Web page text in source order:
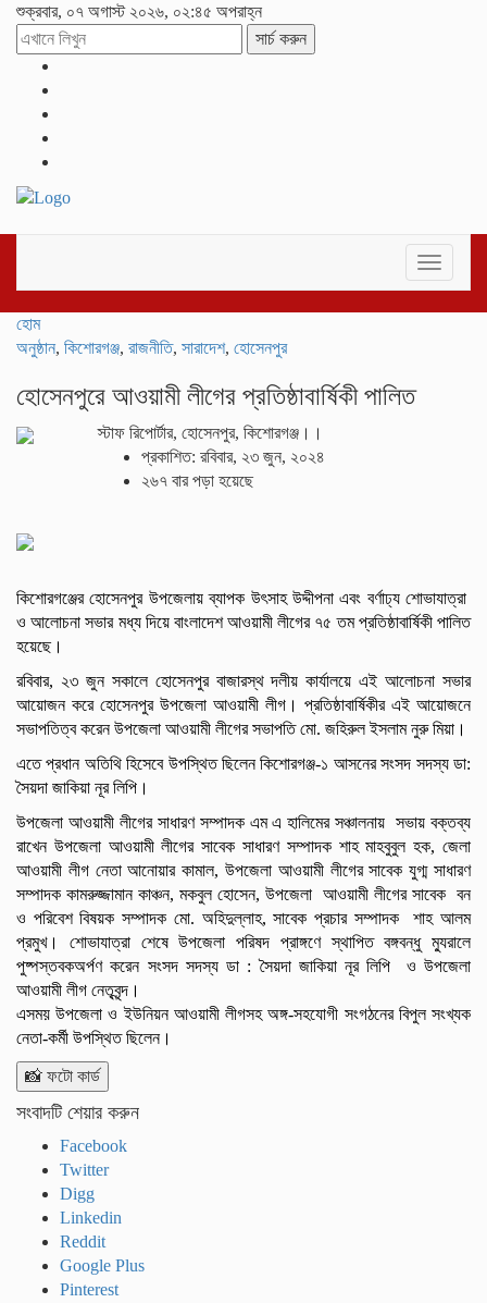
শুক্রবার, ০৭ অগাস্ট ২০২৬, ০২:৪৫ অপরাহ্ন
সার্চ করুন
Toggle
হোম
অনুষ্ঠান, কিশোরগঞ্জ, রাজনীতি, সারাদেশ, হোসেনপুর
হোসেনপুরে আওয়ামী লীগের প্রতিষ্ঠাবার্ষিকী পালিত
স্টাফ রিপোর্টার, হোসেনপুর, কিশোরগঞ্জ।।
প্রকাশিত: রবিবার, ২৩ জুন, ২০২৪
২৬৭ বার পড়া হয়েছে
কিশোরগঞ্জের হোসেনপুর উপজেলায় ব্যাপক উৎসাহ উদ্দীপনা এবং বর্ণাঢ্য শোভাযাত্রা
ও আলোচনা সভার মধ্য দিয়ে বাংলাদেশ আওয়ামী লীগের ৭৫ তম প্রতিষ্ঠাবার্ষিকী পালিত
হয়েছে।
রবিবার, ২৩ জুন সকালে হোসেনপুর বাজারস্থ দলীয় কার্যালয়ে এই আলোচনা সভার
আয়োজন করে হোসেনপুর উপজেলা আওয়ামী লীগ। প্রতিষ্ঠাবার্ষিকীর এই আয়োজনে
সভাপতিত্ব করেন উপজেলা আওয়ামী লীগের সভাপতি মো. জহিরুল ইসলাম নুরু মিয়া।
এতে প্রধান অতিথি হিসেবে উপস্থিত ছিলেন কিশোরগঞ্জ-১ আসনের সংসদ সদস্য ডা:
সৈয়দা জাকিয়া নূর লিপি।
উপজেলা আওয়ামী লীগের সাধারণ সম্পাদক এম এ হালিমের সঞ্চালনায় সভায় বক্তব্য
রাখেন উপজেলা আওয়ামী লীগের সাবেক সাধারণ সম্পাদক শাহ মাহবুবুল হক, জেলা
আওয়ামী লীগ নেতা আনোয়ার কামাল, উপজেলা আওয়ামী লীগের সাবেক যুগ্ম সাধারণ
সম্পাদক কামরুজ্জামান কাঞ্চন, মকবুল হোসেন, উপজেলা আওয়ামী লীগের সাবেক বন
ও পরিবেশ বিষয়ক সম্পাদক মো. অহিদুল্লাহ, সাবেক প্রচার সম্পাদক শাহ আলম
প্রমুখ। শোভাযাত্রা শেষে উপজেলা পরিষদ প্রাঙ্গণে স্থাপিত বঙ্গবন্ধু ম্যুরালে
পুষ্পস্তবকঅর্পণ করেন সংসদ সদস্য ডা : সৈয়দা জাকিয়া নূর লিপি ও উপজেলা
আওয়ামী লীগ নেতৃবৃন্দ।
এসময় উপজেলা ও ইউনিয়ন আওয়ামী লীগসহ অঙ্গ-সহযোগী সংগঠনের বিপুল সংখ্যক
নেতা-কর্মী উপস্থিত ছিলেন।
📸 ফটো কার্ড
সংবাদটি শেয়ার করুন
Facebook
Twitter
Digg
Linkedin
Reddit
Google Plus
Pinterest